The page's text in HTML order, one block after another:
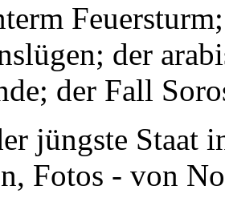
der
der Fall
jüngste Staat
Fotos - von